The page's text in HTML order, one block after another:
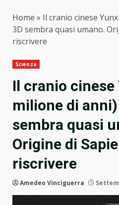
Home » Il cranio cinese
3D sembra quasi umano.
riscrivere
Scienza
Il cranio cinese
milione di
sembra quasi
Origine di
riscrivere
Amedeo Vinciguerra